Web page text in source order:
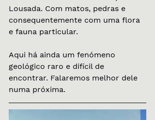
Lousada. Com matos, pedras e
consequentemente com uma flora
e fauna particular.
Aqui há ainda um fenómeno
geológico raro e difícil de
encontrar. Falaremos melhor dele
numa próxima.